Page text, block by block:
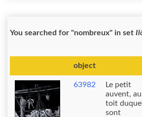
You searched for "nombreux" in set
object
63982
Le petit
auvent, au
toit duquel
sont